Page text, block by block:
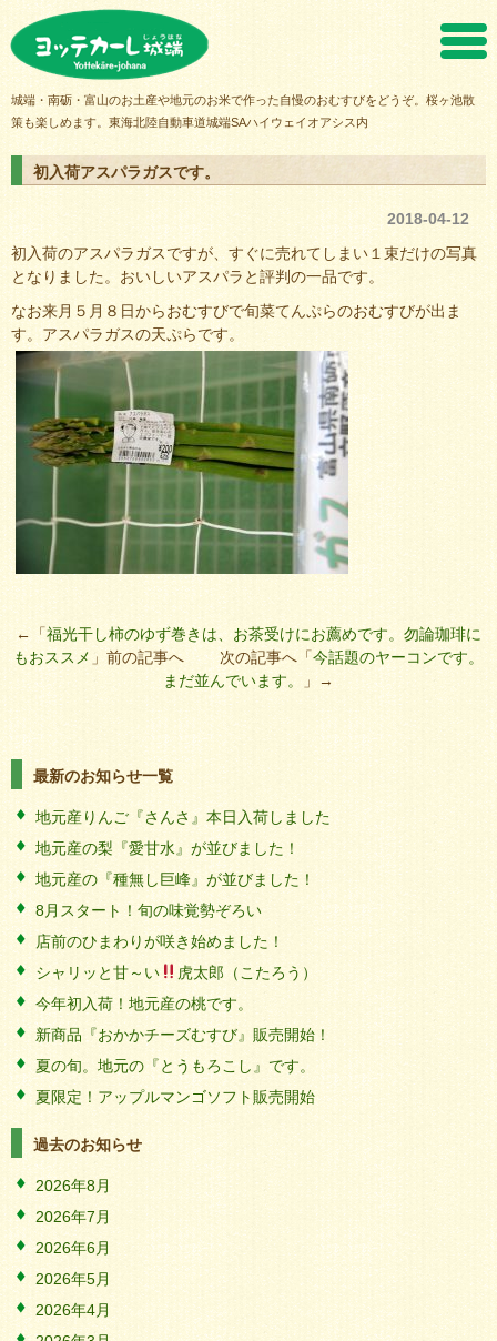
城端・南砺・富山のお土産や地元のお米で作った自慢のおむすびをどうぞ。桜ヶ池散
策も楽しめます。東海北陸自動車道城端SAハイウェイオアシス内
初入荷アスパラガスです。
2018-04-12
初入荷のアスパラガスですが、すぐに売れてしまい１束だけの写真
となりました。おいしいアスパラと評判の一品です。
なお来月５月８日からおむすびで旬菜てんぷらのおむすびが出ま
す。アスパラガスの天ぷらです。
←「福光干し柿のゆず巻きは、お茶受けにお薦めです。勿論珈琲に
もおススメ 」前の記事へ 次の記事へ「今話題のヤーコンです。
まだ並んでいます。
」→
最新のお知らせ一覧
地元産りんご『さんさ』本日入荷しました
地元産の梨『愛甘水』が並びました！
地元産の『種無し巨峰』が並びました！
8月スタート！旬の味覚勢ぞろい
店前のひまわりが咲き始めました！
シャリッと甘～い
虎太郎（こたろう）
今年初入荷！地元産の桃です。
新商品『おかかチーズむすび』販売開始！
夏の旬。地元の『とうもろこし』です。
夏限定！アップルマンゴソフト販売開始
過去のお知らせ
2026年8月
2026年7月
2026年6月
2026年5月
2026年4月